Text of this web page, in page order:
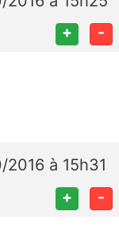
+ -
2016 à 15h31
+ -